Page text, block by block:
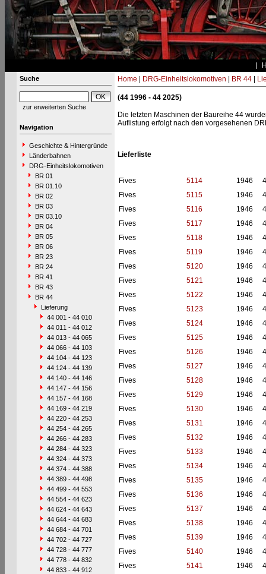
Suche
zur erweiterten Suche
Navigation
Geschichte & Hintergründe
Länderbahnen
DRG-Einheitslokomotiven
BR 01
BR 01.10
BR 02
BR 03
BR 03.10
BR 04
BR 05
BR 06
BR 23
BR 24
BR 41
BR 43
BR 44
Lieferung
44 001 - 44 010
44 011 - 44 012
44 013 - 44 065
44 066 - 44 103
44 104 - 44 123
44 124 - 44 139
44 140 - 44 146
44 147 - 44 156
44 157 - 44 168
44 169 - 44 219
44 220 - 44 253
44 254 - 44 265
44 266 - 44 283
44 284 - 44 323
44 324 - 44 373
44 374 - 44 388
44 389 - 44 498
44 499 - 44 553
44 554 - 44 623
44 624 - 44 643
44 644 - 44 683
44 684 - 44 701
44 702 - 44 727
44 728 - 44 777
44 778 - 44 832
44 833 - 44 912
Home DRG-Einheitslokomotiven BR 44|
(44 1996 - 44 2025)
Die letzten Maschinen der Baureihe 44
Auflistung erfolgt nach den vorgesehenen
Lieferliste
Fives 5114 1946
Fives
5115 1946
Fives
5116 1946
Fives
5117 1946
Fives
5118 1946
Fives
5119 1946
Fives
5120 1946
Fives
5121 1946
Fives
5122 1946
Fives
5123 1946
Fives
5124 1946
Fives
5125 1946
Fives
5126 1946
Fives
5127 1946
Fives
5128 1946
Fives
5129 1946
Fives
5130 1946
Fives
5131 1946
Fives
5132 1946
Fives
5133 1946
Fives
5134 1946
Fives
5135 1946
Fives
5136 1946
Fives
5137 1946
Fives
5138 1946
Fives
5139 1946
Fives
5140 1946
Fives
5141 1946